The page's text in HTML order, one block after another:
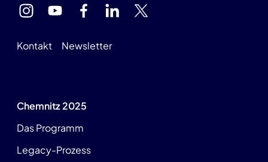
Kontakt Newsletter
Chemnitz 2025
Das Programm
Legacy-Prozess